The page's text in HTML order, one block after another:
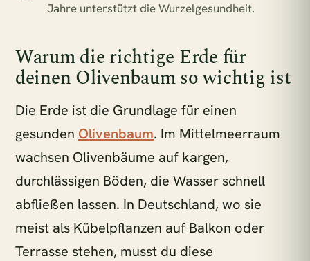
Jahre unterstützt die Wurzelgesundheit.
Warum die richtige Erde für
deinen Olivenbaum so wichtig ist
Die Erde ist die Grundlage für einen
gesunden Olivenbaum. Im Mittelmeerraum
wachsen Olivenbäume auf kargen,
durchlässigen Böden, die Wasser schnell
abfließen lassen. In Deutschland, wo sie
meist als Kübelpflanzen auf Balkon oder
Terrasse stehen, musst du diese